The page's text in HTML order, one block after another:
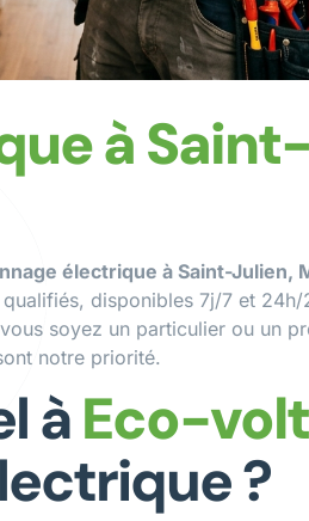
à
électrique à Saint-Julien,
disponibles 7j/7 et
soyez un particulier ou un
notre priorité.
àEco-
?